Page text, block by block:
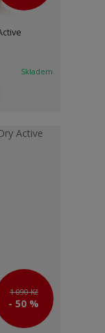
Skladem
1 090 Kč
- 50 %